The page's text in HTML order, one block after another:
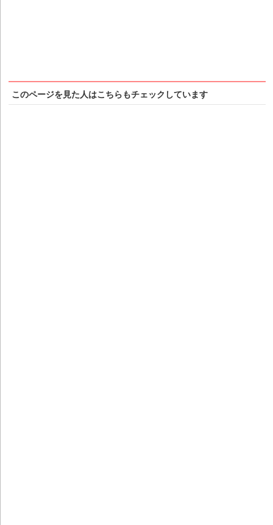
このページを見た人はこちらもチェックしています